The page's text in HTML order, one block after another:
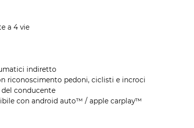
a 4 vie
indiretto
riconoscimento pedoni, ciclisti e incroci
conducente
con android auto™ / apple carplay™